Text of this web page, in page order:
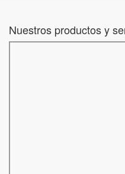
Nuestros productos y